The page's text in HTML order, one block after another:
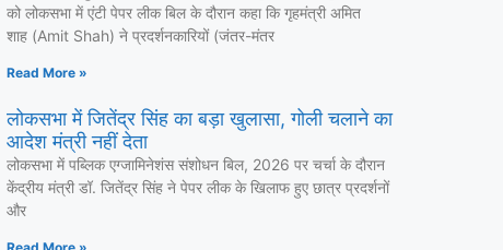
को लोकसभा में एंटी पेपर लीक बिल के दौरान कहा कि गृहमंत्री अमित
शाह (Amit Shah) ने प्रदर्शनकारियों (जंतर-मंतर
Read More »
लोकसभा में जितेंद्र सिंह का बड़ा खुलासा, गोली चलाने का
आदेश मंत्री नहीं देता
लोकसभा में पब्लिक एग्जामिनेशंस संशोधन बिल, 2026 पर चर्चा के दौरान
केंद्रीय मंत्री डॉ. जितेंद्र सिंह ने पेपर लीक के खिलाफ हुए छात्र प्रदर्शनों
और
Read More »